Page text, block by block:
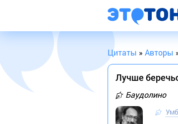
Цитаты » Авторы
Лучше
Баудолино